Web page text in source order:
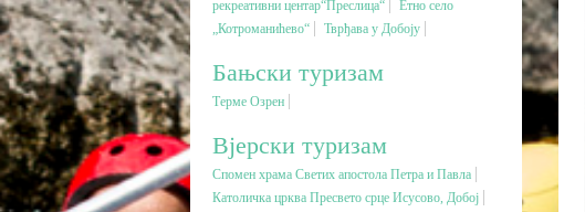
рекреативни центар“Преслица“
Етно село
„Котроманићево“
Тврђава у Добоју
Бањски туризам
Терме Озрен
Вјерски туризам
Спомен храма Светих апостола Петра и Павла
Католичка црква Пресвето срце Исусово, Добој